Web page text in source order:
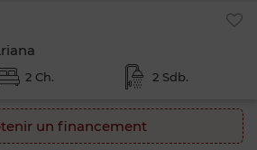
2 Ch. 2 Sdb.
un financement